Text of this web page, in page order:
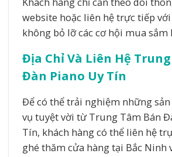
website hoặc liên hệ trực tiếp
không bỏ lỡ các cơ hội mua sắm
Địa Chỉ Và Liên Hệ
Đàn Piano Uy Tín
Để có thể trải nghiệm những sản
vụ tuyệt vời từ Trung Tâm Bán
Tín, khách hàng có thể liên hệ
ghé thăm cửa hàng tại Bắc Ninh